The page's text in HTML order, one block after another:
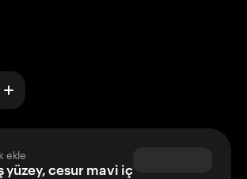
ekle
yüzey, cesur mavi iç